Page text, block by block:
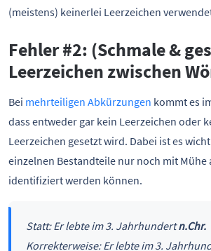
(meistens) keinerlei Leerzeichen
Fehler #2: (Schmale &
Leerzeichen zwischen
Bei mehrteiligen Abkürzungen kommt es
dass entweder gar kein Leerzeichen oder
Leerzeichen gesetzt wird. Dabei ist es
einzelnen Bestandteile nur noch mit Mühe
identifiziert werden können.
Statt: Er lebte im 3. Jahrhundertn.Chr.
Korrekterweise: Er lebte im 3.